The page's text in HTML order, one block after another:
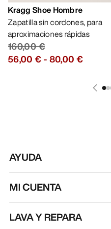
Kragg Shoe Hombre
Zapatilla sin cordones, para
aproximaciones rápidas
160,00 €
56,00 €- 80,00 €
AYUDA
MI CUENTA
LAVA Y REPARA